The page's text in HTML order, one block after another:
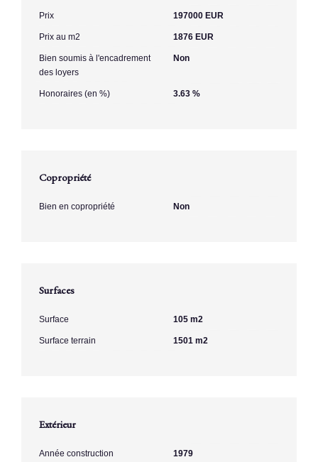
Prix 197000 EUR
Prix au m2 1876 EUR
Bien soumis à l'encadrement
des loyers
Non
Honoraires (en %) 3.63 %
Copropriété
Bien en copropriété Non
Surfaces
Surface 105 m2
Surface terrain 1501 m2
Extérieur
Année construction 1979